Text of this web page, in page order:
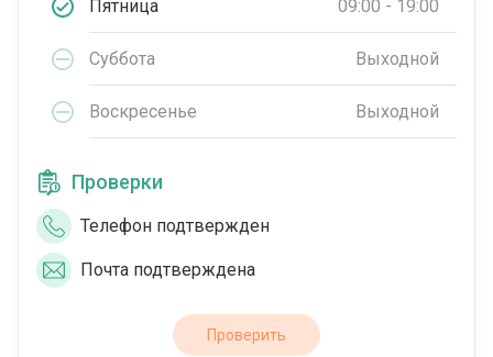
Пятница 09:00 - 19:00
Суббота Выходной
Воскресенье Выходной
Проверки
Телефон подтвержден
Почта подтверждена
Проверить